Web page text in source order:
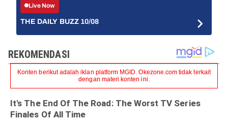
Live Now
THE DAILY BUZZ 10/08